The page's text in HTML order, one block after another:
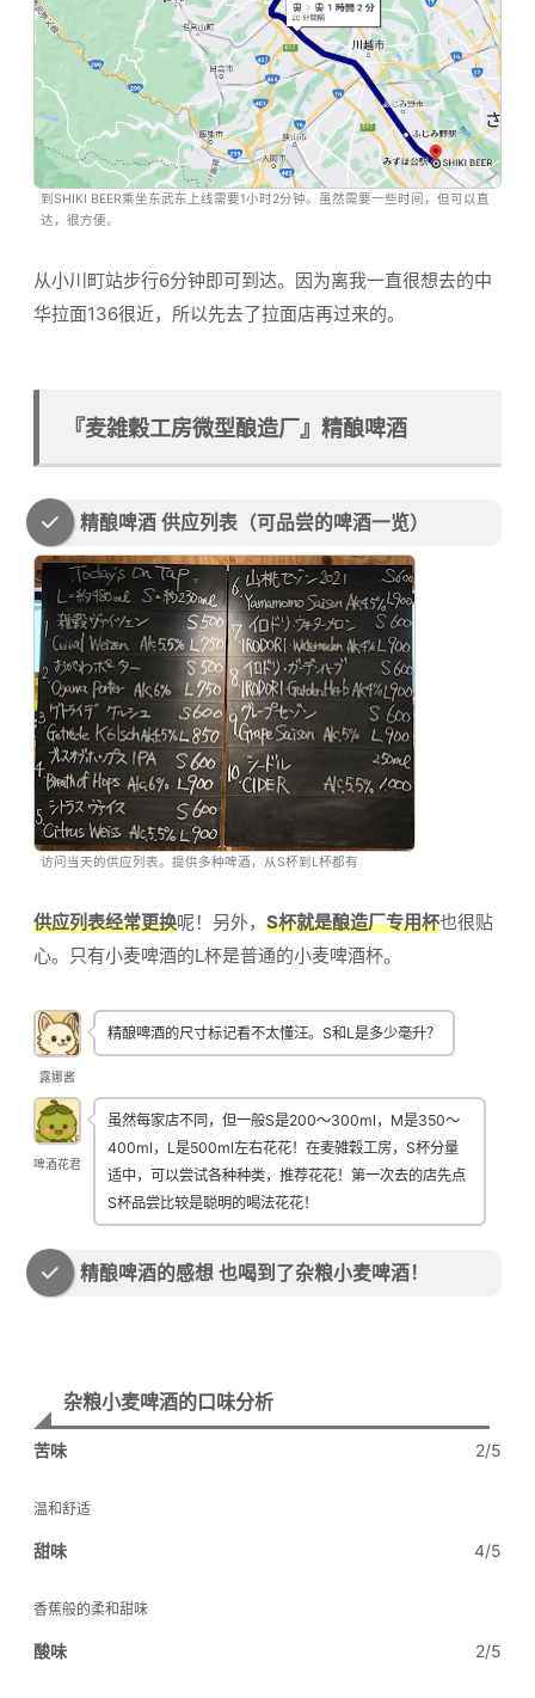
到SHIKI BEER乘坐东武东上线需要1小时2分钟。虽然需要一些时间，但可以直
达，很方便。
从小川町站步行6分钟即可到达。因为离我一直很想去的中
华拉面136很近，所以先去了拉面店再过来的。
『麦雑穀工房微型酿造厂』精酿啤酒
精酿啤酒 供应列表（可品尝的啤酒一览）
访问当天的供应列表。提供多种啤酒，从S杯到L杯都有
供应列表经常更换呢！另外， S杯就是酿造厂专用杯也很贴
心。只有小麦啤酒的L杯是普通的小麦啤酒杯。
露娜酱
精酿啤酒的尺寸标记看不太懂汪。S和L是多少毫升？
啤酒花君
虽然每家店不同，但一般S是200〜300ml，M是350〜
400ml，L是500ml左右花花！在麦雑穀工房，S杯分量
适中，可以尝试各种种类，推荐花花！第一次去的店先点
S杯品尝比较是聪明的喝法花花！
精酿啤酒的感想 也喝到了杂粮小麦啤酒！
杂粮小麦啤酒的口味分析
苦味 2/5
温和舒适
甜味 4/5
香蕉般的柔和甜味
酸味 2/5